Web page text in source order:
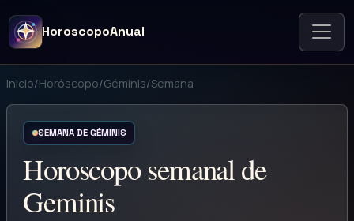
HoroscopoAnual
Inicio/Horóscopo/Géminis/Semana
SEMANA DE GÉMINIS
Horoscopo semanal de
Geminis